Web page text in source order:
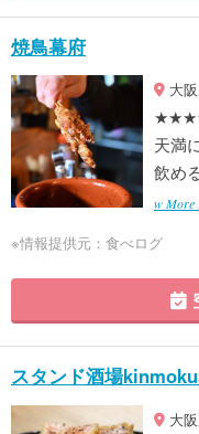
焼鳥幕府
大
天満
飲め
w More
※情報提供元：食べログ
スタンド酒場
大